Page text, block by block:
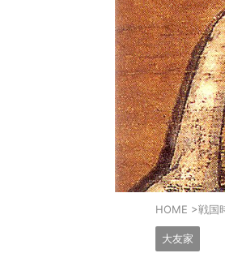
HOME >戦国
大友家